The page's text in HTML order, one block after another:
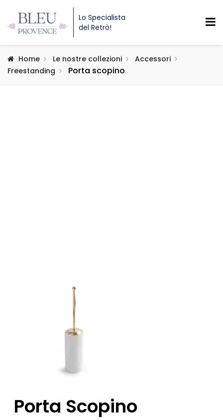
Lo Specialista
del Retrò!
Home Le nostre collezioni
Accessori
Freestanding
Porta scopino
Porta Scopino